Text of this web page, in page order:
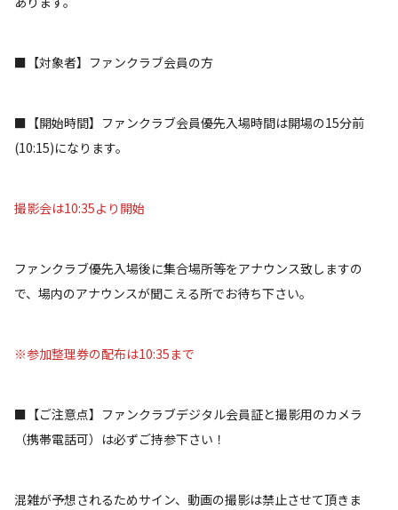
■【対象者】ファンクラブ会員の方
■【開始時間】ファンクラブ会員優先入場時間は開場の15分前
(10:15)になります。
撮影会は10:35より開始
ファンクラブ優先入場後に集合場所等をアナウンス致しますの
で、場内のアナウンスが聞こえる所でお待ち下さい。
※参加整理券の配布は10:35まで
■【ご注意点】ファンクラブデジタル会員証と撮影用のカメラ
（携帯電話可）は必ずご持参下さい！
混雑が予想されるためサイン、動画の撮影は禁止させて頂きま